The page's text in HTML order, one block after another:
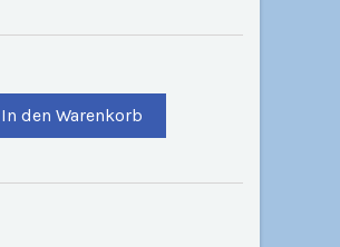
In den Warenkorb